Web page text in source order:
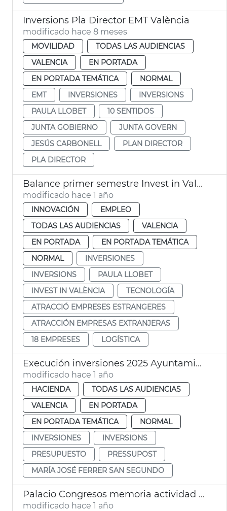
Inversions Pla Director EMT València
modificado hace 8 meses
MOVILIDAD
TODAS LAS AUDIENCIAS
VALENCIA
EN PORTADA
EN PORTADA TEMÁTICA
NORMAL
EMT
INVERSIONES
INVERSIONS
PAULA LLOBET
10 SENTIDOS
JUNTA GOBIERNO
JUNTA GOVERN
JESÚS CARBONELL
PLAN DIRECTOR
PLA DIRECTOR
Balance primer semestre Invest in Valencia
modificado hace 1 año
INNOVACIÓN
EMPLEO
TODAS LAS AUDIENCIAS
VALENCIA
EN PORTADA
EN PORTADA TEMÁTICA
NORMAL
INVERSIONES
INVERSIONS
PAULA LLOBET
INVEST IN VALÈNCIA
TECNOLOGÍA
ATRACCIÓ EMPRESES ESTRANGERES
ATRACCIÓN EMPRESAS EXTRANJERAS
18 EMPRESES
LOGÍSTICA
Execución inversiones 2025 Ayuntamiento València
modificado hace 1 año
HACIENDA
TODAS LAS AUDIENCIAS
VALENCIA
EN PORTADA
EN PORTADA TEMÁTICA
NORMAL
INVERSIONES
INVERSIONS
PRESUPUESTO
PRESSUPOST
MARÍA JOSÉ FERRER SAN SEGUNDO
Palacio Congresos memoria actividad 2024
modificado hace 1 año